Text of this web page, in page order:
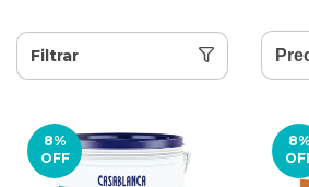
Filtrar
8%
OFF
8%